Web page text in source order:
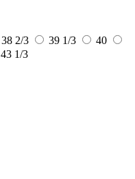
38 2/3 39 1/3
40
43 1/3